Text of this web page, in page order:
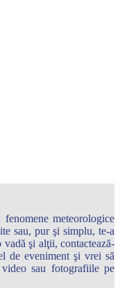
meteorologice
sau, pur şi simplu, te-a
şi alţii, contactează-
de eveniment şi vrei să
sau fotografiile pe